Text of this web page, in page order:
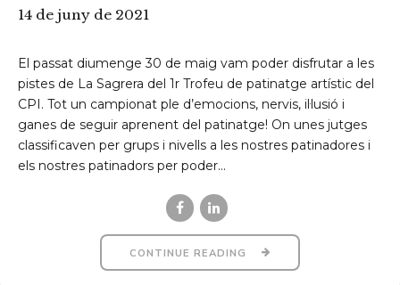
14 de juny de 2021
El passat diumenge 30 de maig vam poder disfrutar a les
pistes de La Sagrera del 1r Trofeu de patinatge artístic del
CPI. Tot un campionat ple d’emocions, nervis, il·lusió i
ganes de seguir aprenent del patinatge! On unes jutges
classificaven per grups i nivells a les nostres patinadores i
els nostres patinadors per poder...
CONTINUE READING